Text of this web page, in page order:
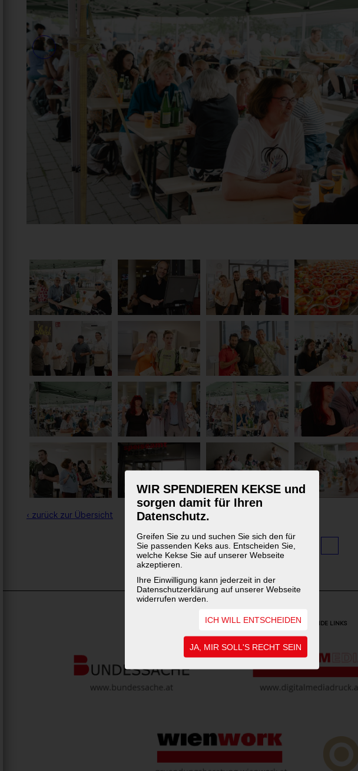
WIR SPENDIEREN KEKSE und
sorgen damit für Ihren
Datenschutz.
Greifen Sie zu und suchen Sie sich den für
Sie passenden Keks aus. Entscheiden Sie,
welche Kekse Sie auf unserer Webseite
akzeptieren.
Ihre Einwilligung kann jederzeit in der
Datenschutzerklärung auf unserer Webseite
widerrufen werden.
ICH WILL ENTSCHEIDEN
JA, MIR SOLL'S RECHT SEIN
‹ zurück zur Übersicht
1 2 3
WEITERFÜHRENDE LINKS